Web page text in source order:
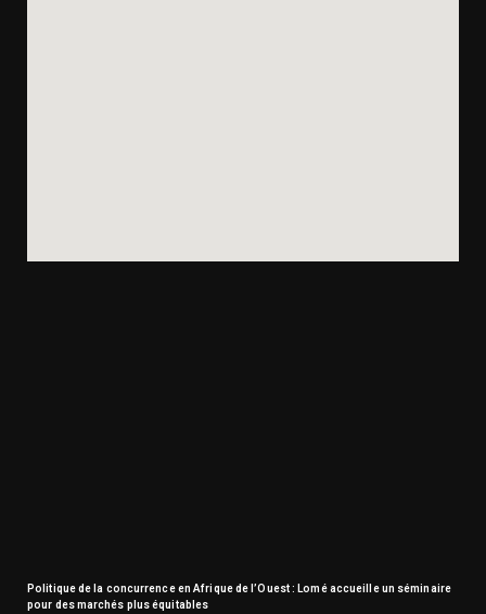
Politique de la concurrence en Afrique de l’Ouest : Lomé accueille un séminaire
pour des marchés plus équitables